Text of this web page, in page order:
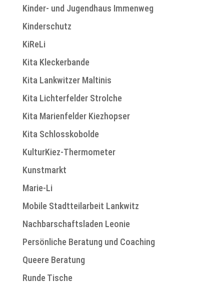
Kinder- und Jugendhaus Immenweg
Kinderschutz
KiReLi
Kita Kleckerbande
Kita Lankwitzer Maltinis
Kita Lichterfelder Strolche
Kita Marienfelder Kiezhopser
Kita Schlosskobolde
KulturKiez-Thermometer
Kunstmarkt
Marie-Li
Mobile Stadtteilarbeit Lankwitz
Nachbarschaftsladen Leonie
Persönliche Beratung und Coaching
Queere Beratung
Runde Tische